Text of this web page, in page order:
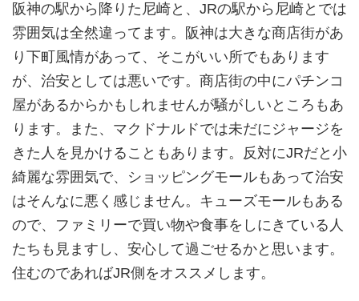
阪神の駅から降りた尼崎と、JRの駅から尼崎とでは
雰囲気は全然違ってます。阪神は大きな商店街があ
り下町風情があって、そこがいい所でもあります
が、治安としては悪いです。商店街の中にパチンコ
屋があるからかもしれませんが騒がしいところもあ
ります。また、マクドナルドでは未だにジャージを
きた人を見かけることもあります。反対にJRだと小
綺麗な雰囲気で、ショッピングモールもあって治安
はそんなに悪く感じません。キューズモールもある
ので、ファミリーで買い物や食事をしにきている人
たちも見ますし、安心して過ごせるかと思います。
住むのであればJR側をオススメします。